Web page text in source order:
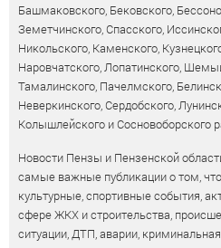
Башмаковского, Бековского,
Земетчинского, Спасского,
Никольского, Каменского,
Наровчатского, Лопатинского,
Тамалинского, Пачелмского,
Неверкинского, Сердобского,
Колышлейского и Сосновоборского
Новости Пензы и Пензенской
самые важные публикации о том, что
культурные, спортивные события,
сфере ЖКХ и строительства,
ситуации, ДТП, аварии,